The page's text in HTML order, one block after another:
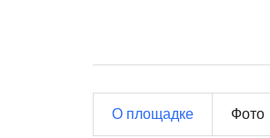
О площадке Фото